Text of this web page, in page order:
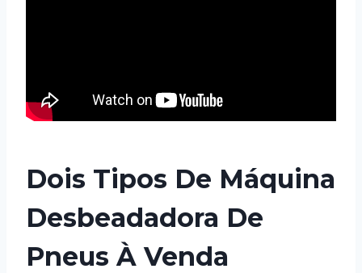
Dois Tipos De Máquina
Desbeadadora De
Pneus À Venda